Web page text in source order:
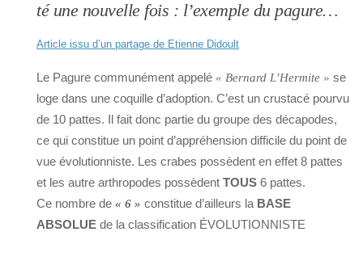
té une nouvelle fois : l’exemple du pagure…
Article issu d’un partage de Etienne Didoult
Le Pagure communément appelé « Bernard L’Hermite » se
loge dans une coquille d’adoption. C’est un crustacé pourvu
de 10 pattes. Il fait donc partie du groupe des décapodes,
ce qui constitue un point d’appréhension difficile du point de
vue évolutionniste. Les crabes possèdent en effet 8 pattes
et les autre arthropodes possèdent TOUS 6 pattes.
Ce nombre de « 6 » constitue d’ailleurs la BASE
ABSOLUE de la classification ÉVOLUTIONNISTE